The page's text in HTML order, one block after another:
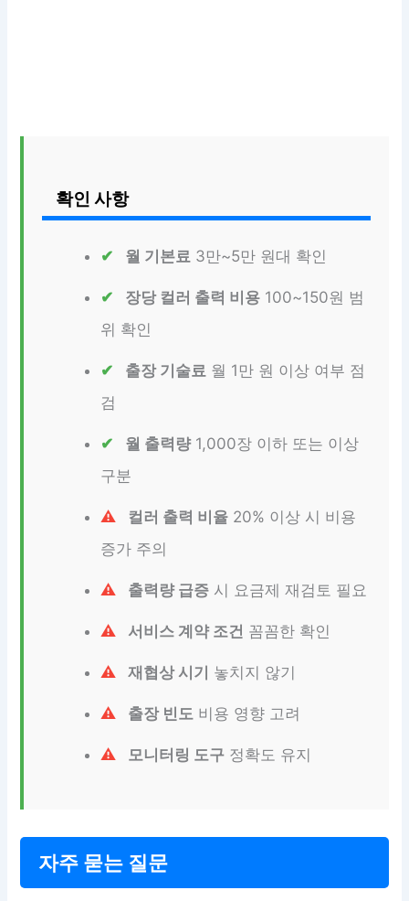
확인 사항
월 기본료 3만~5만 원대 확인
장당 컬러 출력 비용 100~150원 범
위 확인
출장 기술료 월 1만 원 이상 여부 점
검
월 출력량1,000장 이하 또는 이상
구분
컬러 출력 비율 20% 이상 시 비용
증가 주의
출력량 급증 시 요금제 재검토 필요
서비스 계약 조건 꼼꼼한 확인
재협상 시기 놓치지 않기
출장 빈도 비용 영향 고려
모니터링 도구 정확도 유지
자주 묻는 질문